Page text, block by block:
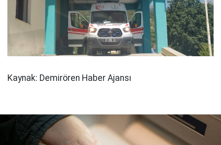
Kaynak: Demirören Haber Ajansı